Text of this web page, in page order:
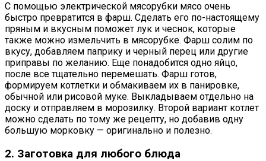
С помощью электрической мясорубки мясо очень
быстро превратится в фарш. Сделать его по-настоящему
пряным и вкусным поможет лук и чеснок, которые
также можно измельчить в мясорубке. Фарш солим по
вкусу, добавляем паприку и черный перец или другие
приправы по желанию. Еще понадобится одно яйцо,
после все тщательно перемешать. Фарш готов,
формируем котлетки и обмакиваем их в панировке,
обычной или рисовой муке. Выкладываем отдельно на
доску и отправляем в морозилку. Второй вариант котлет
можно сделать по тому же рецепту, но добавив одну
большую морковку — оригинально и полезно.
2. Заготовка для любого блюда